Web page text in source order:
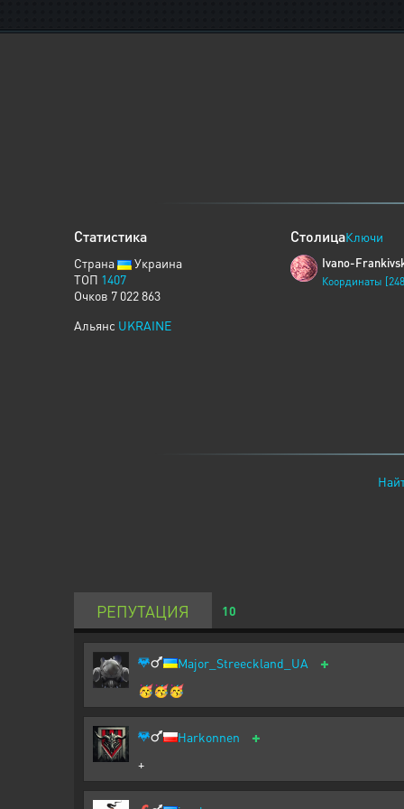
Статистика
Страна
Украина
ТОП 1407
Очков 7 022 863
Альянс UKRAINE
СтолицаКлючи
Ivano-
Координаты
РЕПУТАЦИЯ 10
Major_Streeckland_UA +
🥳🥳🥳
Harkonnen +
+